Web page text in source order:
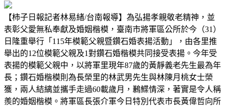
【柿子日報記者林易緒/台南報導】為弘揚孝親敬老精神，並
表彰父愛無私奉獻及婚姻楷模，臺南市將軍區公所於今（31）
日隆重舉行「115年模範父親暨鑽石婚表揚活動」，由各里推
舉出的12位模範父親及1對鑽石婚楷模共同接受表揚。今年受
表揚的模範父親中，以將軍里現年87歲的黃靜義老先生最為年
長；鑽石婚楷模則為長榮里的林武男先生與林陳月桃女士榮
獲，兩人結縭並攜手走過60載歲月，鶼鰈情深，著實是令人稱
羨的婚姻楷模。將軍區長張介軍今日特別代表市長黃偉哲向所